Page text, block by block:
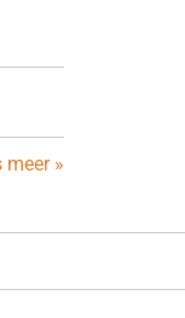
meer »